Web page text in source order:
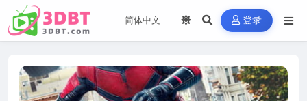
登录